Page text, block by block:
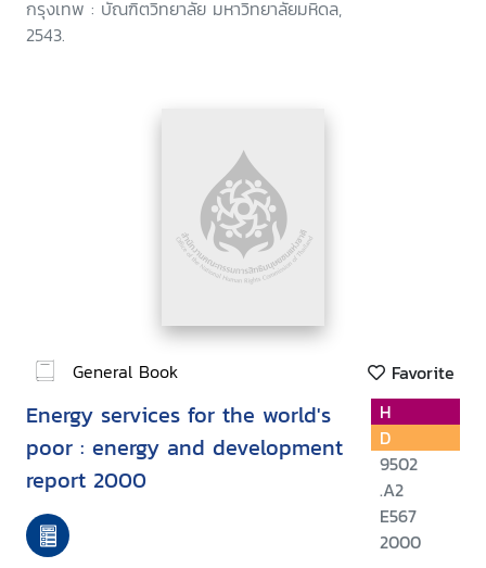
กรุงเทพ : บัณฑิตวิทยาลัย มหาวิทยาลัยมหิดล,
2543.
General Book Favorite
Energy services for the world's
poor : energy and development
report 2000
H
D
9502
.A2
E567
2000